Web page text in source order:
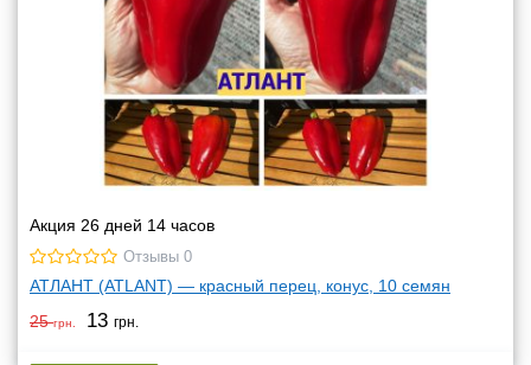
Акция 26 дней 14 часов
Отзывы 0
АТЛАНТ (ATLANT) — красный перец, конус, 10 семян
25грн. 13 грн.